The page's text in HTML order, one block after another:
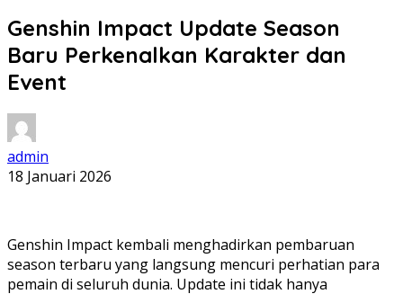
Genshin Impact Update Season
Baru Perkenalkan Karakter dan
Event
admin
18 Januari 2026
Genshin Impact kembali menghadirkan pembaruan
season terbaru yang langsung mencuri perhatian para
pemain di seluruh dunia. Update ini tidak hanya